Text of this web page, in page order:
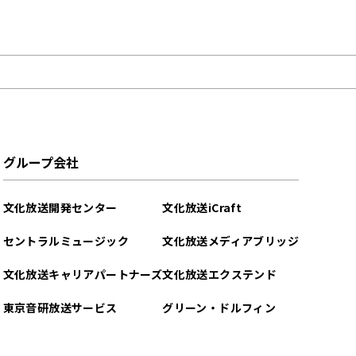
グループ会社
文化放送開発センター
セントラルミュージック
文化放送キャリアパートナーズ
東京音研放送サービス
文化放送iCraft
文化放送メディアブリッジ
文化放送エクステンド
グリーン・ドルフィン